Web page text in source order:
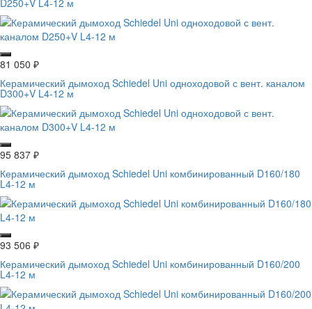
D250+V L4-12 м
81 050 ₽
Керамический дымоход Schiedel Uni одноходовой с вент. каналом
D300+V L4-12 м
95 837 ₽
Керамический дымоход Schiedel Uni комбинированный D160/180
L4-12 м
93 506 ₽
Керамический дымоход Schiedel Uni комбинированный D160/200
L4-12 м